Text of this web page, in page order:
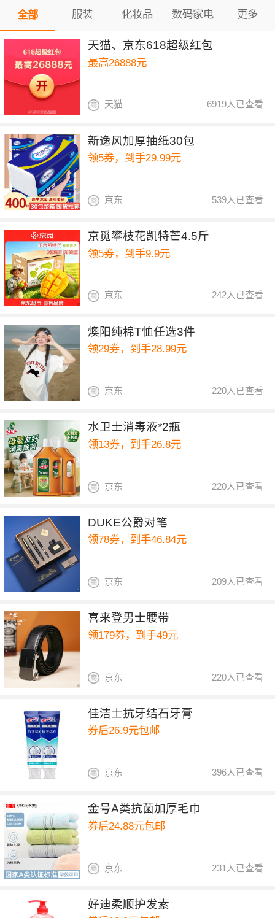
全部 服装 化妆品 数码家电 更多
天猫、京东618超级红包
最高26888元
6919人已查看
天猫
新逸风加厚抽纸30包
领5券，到手29.99元
539人已查看
京东
京觅攀枝花凯特芒4.5斤
领5券，到手9.9元
242人已查看
京东
燠阳纯棉T恤任选3件
领29券，到手28.99元
220人已查看
京东
水卫士消毒液*2瓶
领13券，到手26.8元
220人已查看
京东
DUKE公爵对笔
领78券，到手46.84元
209人已查看
京东
喜来登男士腰带
领179券，到手49元
220人已查看
京东
佳洁士抗牙结石牙膏
券后26.9元包邮
396人已查看
京东
金号A类抗菌加厚毛巾
券后24.88元包邮
231人已查看
京东
好迪柔顺护发素